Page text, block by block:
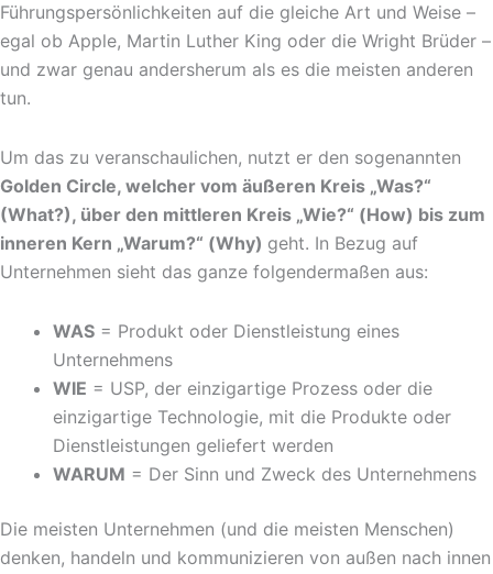
Führungspersönlichkeiten auf die gleiche Art und Weise –
egal ob Apple, Martin Luther King oder die Wright Brüder –
und zwar genau andersherum als es die meisten anderen
tun.
Um das zu veranschaulichen, nutzt er den sogenannten
Golden Circle, welcher vom äußeren Kreis „Was?“
(What?), über den mittleren Kreis „Wie?“ (How) bis zum
inneren Kern „Warum?“ (Why) geht. In Bezug auf
Unternehmen sieht das ganze folgendermaßen aus:
WAS = Produkt oder Dienstleistung eines
Unternehmens
WIE = USP, der einzigartige Prozess oder die
einzigartige Technologie, mit die Produkte oder
Dienstleistungen geliefert werden
WARUM = Der Sinn und Zweck des Unternehmens
Die meisten Unternehmen (und die meisten Menschen)
denken, handeln und kommunizieren von außen nach innen